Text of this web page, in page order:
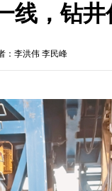
线，钻
：李洪伟 李民峰